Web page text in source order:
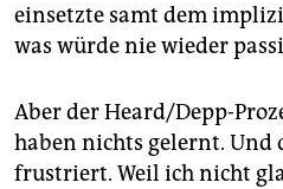
einsetzte samt dem
was würde nie wieder
Aber der Heard/Depp-
haben nichts gelernt. Und
frustriert. Weil ich nicht